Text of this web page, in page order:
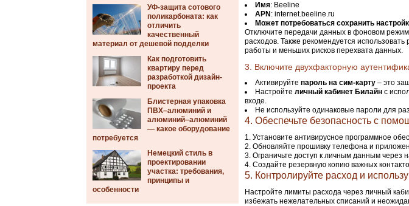
УФ-защита сотового
поликарбоната: как
отличить
качественный
материал от дешевой подделки
Как подготовить
квартиру перед
разработкой дизайн-
проекта
Блистерная упаковка
ПВХ–алюминий и
алюминий–алюминий
— какое оборудование
потребуется
Немецкий стиль в
проектировании
участка: требования,
принципы и
особенности
Имя: Beeline
APN : internet.beeline.ru
Может потребоваться сохранить
Отключите передачи данных в фоновом
расходов. Также рекомендуется использовать
работы и меньших рисков перехвата данных.
3. Включите двухфакторную
Активируйте пароль на сим-карту – это
Настройте личный кабинет Билайн с
входе.
Не используйте одинаковые пароли для
4. Обеспечьте безопасность с
Установите антивирусное программное
Обновляйте прошивку телефона и
Ограничьте доступ к личным данным через
Создайте резервную копию важных
5. Контролируйте расход и
Настройте лимиты расхода через личный
избежать нежелательных списаний и